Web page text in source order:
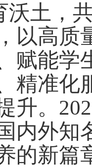
沃土，
以高质
赋能学
精准化
升。
内外知
的新篇